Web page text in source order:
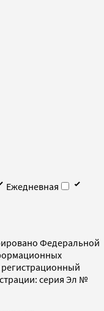
Ежедневная
Федеральной
серия Эл №